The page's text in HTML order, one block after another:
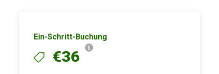
Ein-Schritt-Buchung
€36